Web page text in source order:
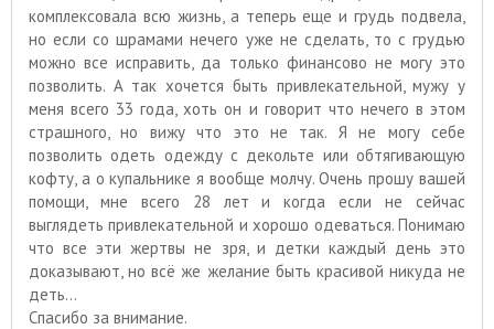
комплексовала всю жизнь, а теперь еще и грудь подвела,
но если со шрамами нечего уже не сделать, то с грудью
можно все исправить, да только финансово не могу это
позволить. А так хочется быть привлекательной, мужу у
меня всего 33 года, хоть он и говорит что нечего в этом
страшного, но вижу что это не так. Я не могу себе
позволить одеть одежду с декольте или обтягивающую
кофту, а о купальнике я вообще молчу. Очень прошу вашей
помощи, мне всего 28 лет и когда если не сейчас
выглядеть привлекательной и хорошо одеваться. Понимаю
что все эти жертвы не зря, и детки каждый день это
доказывают, но всё же желание быть красивой никуда не
деть...
Спасибо за внимание.